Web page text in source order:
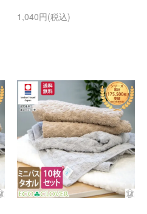
1,040円(税込)